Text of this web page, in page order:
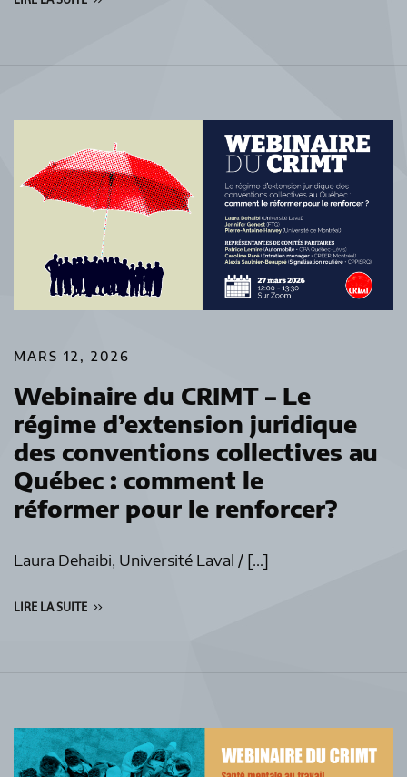
MARS 12, 2026
Webinaire du CRIMT – Le
régime d’extension juridique
des conventions collectives au
Québec : comment le
réformer pour le renforcer?
Laura Dehaibi, Université Laval / […]
LIRE LA SUITE